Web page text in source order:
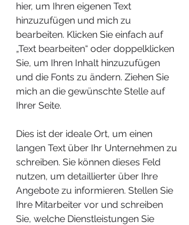
hier, um Ihren eigenen Text
hinzuzufügen und mich zu
bearbeiten. Klicken Sie einfach auf
„Text bearbeiten“ oder doppelklicken
Sie, um Ihren Inhalt hinzuzufügen
und die Fonts zu ändern. Ziehen Sie
mich an die gewünschte Stelle auf
Ihrer Seite.
Dies ist der ideale Ort, um einen
langen Text über Ihr Unternehmen zu
schreiben. Sie können dieses Feld
nutzen, um detaillierter über Ihre
Angebote zu informieren. Stellen Sie
Ihre Mitarbeiter vor und schreiben
Sie, welche Dienstleistungen Sie